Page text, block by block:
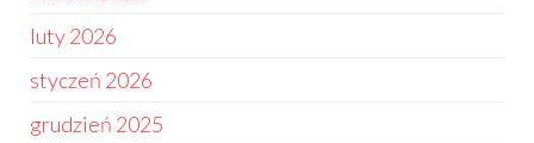
luty 2026
styczeń 2026
grudzień 2025